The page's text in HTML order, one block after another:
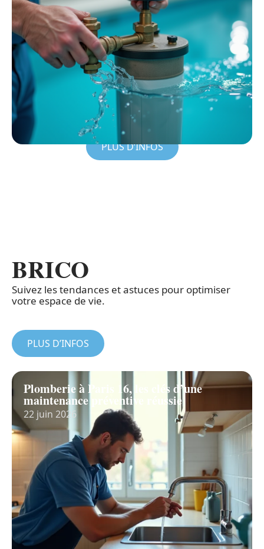
PLUS D’INFOS
BRICO
Suivez les tendances et astuces pour optimiser
votre espace de vie.
PLUS D’INFOS
Plomberie à Paris 16, les clés d’une
maintenance préventive réussie
22 juin 2026